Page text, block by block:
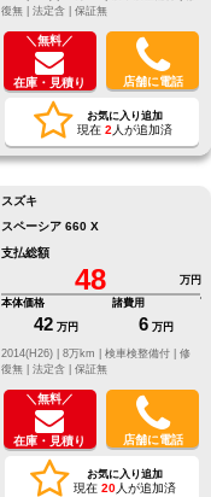
復無 | 法定含 | 保証無
＼無料／
在庫・見積り 店舗に電話
お気に入り追加
現在 2 人が追加済
スズキ
スペーシア 660 X
支払総額
48
万円
本体価格
42 万円
諸費用
6 万円
修
復無 | 法定含 | 保証無
＼無料／
在庫・見積り 店舗に電話
お気に入り追加
現在 20人が追加済